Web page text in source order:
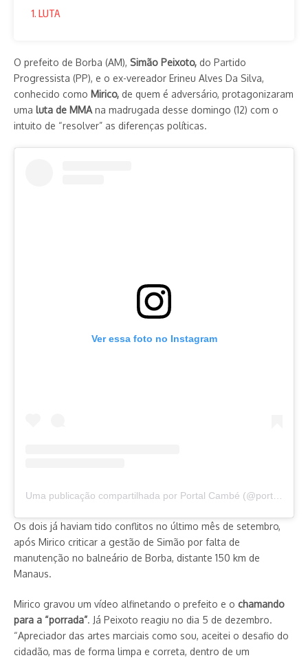
1. LUTA
O prefeito de Borba (AM), Simão Peixoto, do Partido
Progressista (PP), e o ex-vereador Erineu Alves Da Silva,
conhecido como Mirico, de quem é adversário, protagonizaram
uma luta de MMA na madrugada desse domingo (12) com o
intuito de “resolver” as diferenças políticas.
Ver essa foto no Instagram
Os dois já haviam tido conflitos no último mês de setembro,
após Mirico criticar a gestão de Simão por falta de
manutenção no balneário de Borba, distante 150 km de
Manaus.
Mirico gravou um vídeo alfinetando o prefeito e o chamando
para a “porrada”. Já Peixoto reagiu no dia 5 de dezembro.
“Apreciador das artes marciais como sou, aceitei o desafio do
cidadão, mas de forma limpa e correta, dentro de um